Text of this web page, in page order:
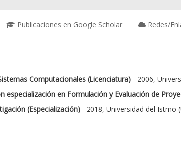
Publicaciones en Google Scholar Redes/
Computacionales (Licenciatura) - 2006,
especialización en Formulación y Evaluación de
(Especialización) - 2018, Universidad del Istmo